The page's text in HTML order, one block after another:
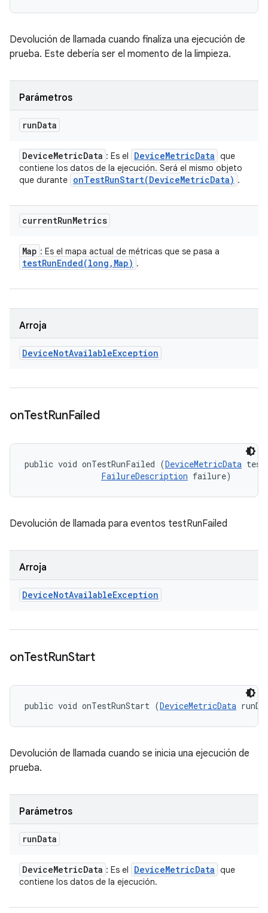
Devolución de llamada cuando finaliza una ejecución de
prueba. Este debería ser el momento de la limpieza.
Parámetros
runData
DeviceMetricData : Es el DeviceMetricData que
contiene los datos de la ejecución. Será el mismo objeto
que durante onTestRunStart(DeviceMetricData) .
currentRunMetrics
Map : Es el mapa actual de métricas que se pasa a
testRunEnded(long , Map) .
Arroja
DeviceNotAvailableException
onTestRunFailed
public void onTestRunFailed (DeviceMetricData
FailureDescription failure)
Devolución de llamada para eventos testRunFailed
Arroja
DeviceNotAvailableException
onTestRunStart
public void onTestRunStart (DeviceMetricData
Devolución de llamada cuando se inicia una ejecución de
prueba.
Parámetros
runData
DeviceMetricData : Es el DeviceMetricData que
contiene los datos de la ejecución.